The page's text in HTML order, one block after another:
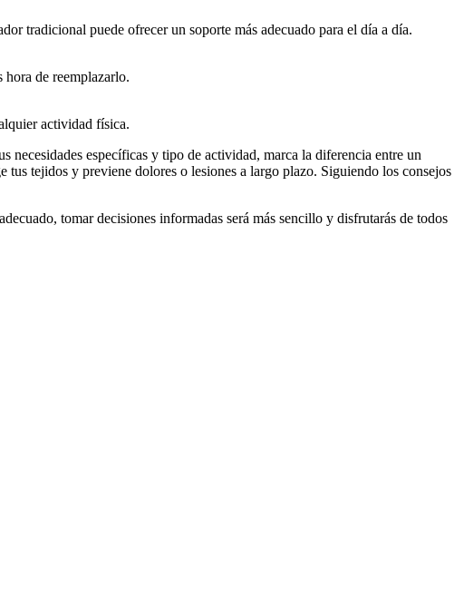
tradicional puede ofrecer un soporte más adecuado para el día a día.
hora de reemplazarlo.
actividad física.
específicas y tipo de actividad, marca la diferencia entre un
tejidos y previene dolores o lesiones a largo plazo. Siguiendo los consejos
tomar decisiones informadas será más sencillo y disfrutarás de todos